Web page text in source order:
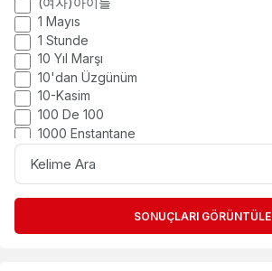
1 Mayıs
1 Stunde
10 Yıl Marşı
10'dan Üzgünüm
10-Kasim
100 De 100
1000 Enstantane
1001 Gece
12 Ay
KELIME
ARA
SONUÇLARI GÖRÜNTÜLE